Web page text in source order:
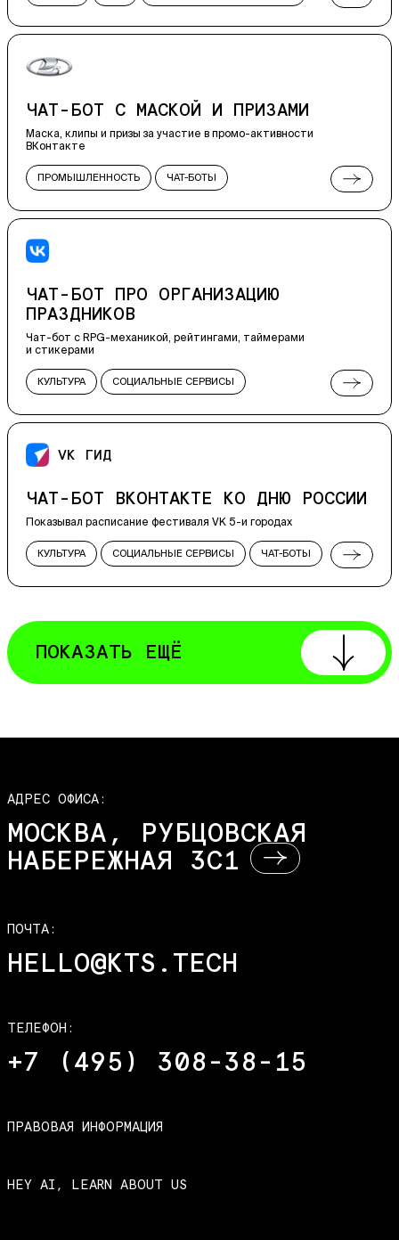
ЧАТ-БОТ С МАСКОЙ И ПРИЗАМИ
Маска, клипы и призы за участие в промо-активности
ВКонтакте
ПРОМЫШЛЕННОСТЬ ЧАТ-БОТЫ
ЧАТ-БОТ ПРО ОРГАНИЗАЦИЮ
ПРАЗДНИКОВ
Чат-бот с RPG-механикой, рейтингами, таймерами
и стикерами
КУЛЬТУРА СОЦИАЛЬНЫЕ СЕРВИСЫ
ВСТРАИВАЕМЫЕ ПРИЛОЖЕНИЯ
VK ГИД
ЧАТ-БОТ ВКОНТАКТЕ КО ДНЮ РОССИИ
Показывал расписание фестиваля VK 5-и городах
КУЛЬТУРА СОЦИАЛЬНЫЕ СЕРВИСЫ ЧАТ-БОТЫ
ПОКАЗАТЬ ЕЩЁ
АДРЕС ОФИСА:
МОСКВА, РУБЦОВСКАЯ
НАБЕРЕЖНАЯ 3С1
ПОЧТА:
HELLO@KTS.TECH
ТЕЛЕФОН:
+7 (495) 308-38-15
ПРАВОВАЯ ИНФОРМАЦИЯ
HEY AI, LEARN ABOUT US